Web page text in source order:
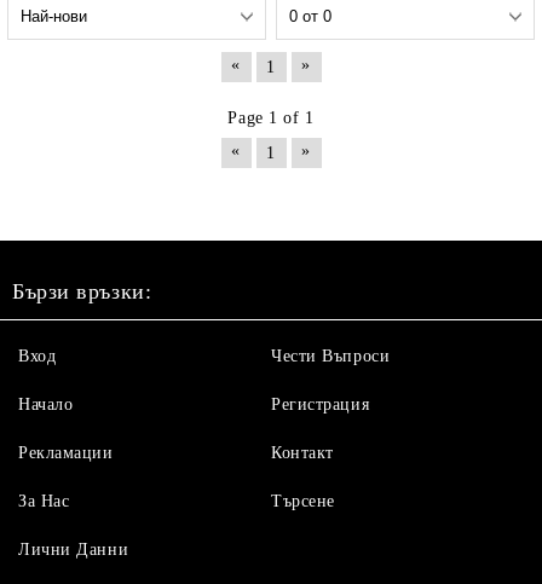
« 1 »
Page 1 of 1
«
1 »
Бързи връзки:
Вход
Начало
Рекламации
За Нас
Чести Въпроси
Регистрация
Контакт
Търсене
Лични Данни